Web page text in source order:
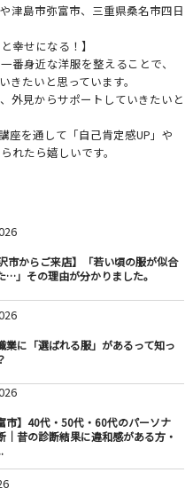
津島市弥富市、三重県桑名市四日
幸せになる！】
番身近な洋服を整えることで、
きたいと思っています。
外見からサポートしていきたいと
を通して「自己肯定感UP」や
れたら嬉しいです。
市からご来店】「若い頃の服が似合
…」その理由が分かりました。
業に「選ばれる服」があるって知っ
市】40代・50代・60代のパーソナ
｜昔の診断結果に違和感がある方・